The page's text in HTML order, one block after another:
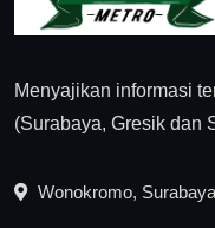
Menyajikan informasi
(Surabaya, Gresik dan
Wonokromo, Surabaya